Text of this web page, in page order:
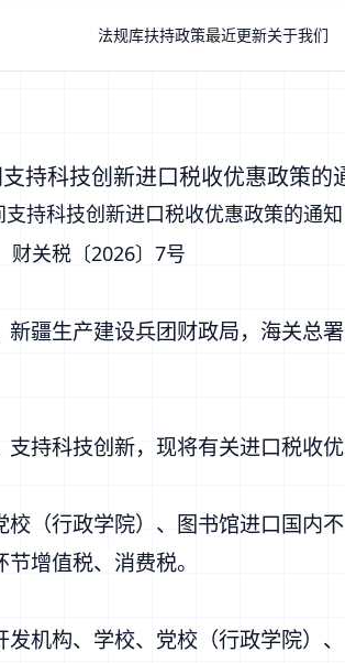
法规库扶持政策最近更新关于我们
持科技创新进口税收优惠政策
支持科技创新进口税收优惠政策的通知
财关税〔2026〕7号
疆生产建设兵团财政局，海关总
科技创新，现将有关进口税收
行政学院）、图书馆进口国内
增值税、消费税。
构、学校、党校（行政学院）